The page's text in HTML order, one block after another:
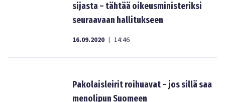
sijasta – tähtää oikeusministeriksi
seuraavaan hallitukseen
16.09.2020 | 14:46
Pakolaisleirit roihuavat – jos sillä saa
menolipun Suomeen